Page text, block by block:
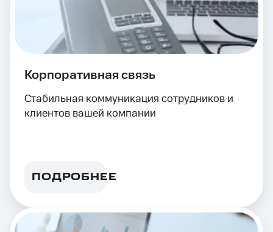
Корпоративная связь
Стабильная коммуникация сотрудников и
клиентов вашей компании
ПОДРОБНЕЕ